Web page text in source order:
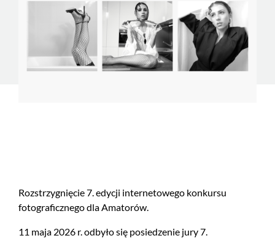
Rozstrzygnięcie 7. edycji internetowego konkursu
fotograficznego dla Amatorów.
11 maja 2026 r. odbyło się posiedzenie jury 7.